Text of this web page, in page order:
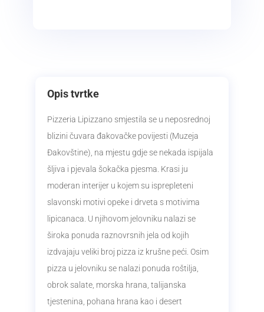
Opis tvrtke
Pizzeria Lipizzano smjestila se u neposrednoj
blizini čuvara đakovačke povijesti (Muzeja
Đakovštine), na mjestu gdje se nekada ispijala
šljiva i pjevala šokačka pjesma. Krasi ju
moderan interijer u kojem su isprepleteni
slavonski motivi opeke i drveta s motivima
lipicanaca. U njihovom jelovniku nalazi se
široka ponuda raznovrsnih jela od kojih
izdvajaju veliki broj pizza iz krušne peći. Osim
pizza u jelovniku se nalazi ponuda roštilja,
obrok salate, morska hrana, talijanska
tjestenina, pohana hrana kao i desert